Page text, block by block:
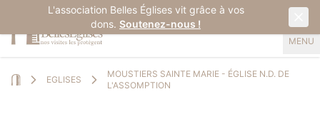
L'association Belles Églises vit grâce à vos
dons. Soutenez-nous !
MENU
EGLISES
MOUSTIERS SAINTE MARIE - ÉGLISE N.D. DE
L'ASSOMPTION